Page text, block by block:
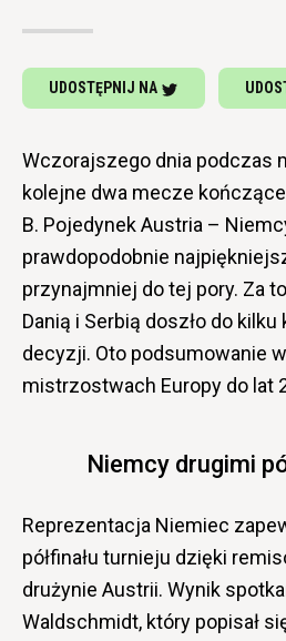
UDOSTĘPNIJ NA
Wczorajszego dnia podczas
kolejne dwa mecze
B. Pojedynek Austria –
prawdopodobnie
przynajmniej do tej pory. Za
Danią i Serbią doszło do
decyzji. Oto podsumowanie
mistrzostwach Europy do lat
Niemcy drugimi
Reprezentacja Niemiec
półfinału turnieju dzięki
drużynie Austrii. Wynik
Waldschmidt, który popisał